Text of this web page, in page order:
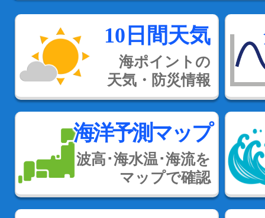
10日間天気
海ポイントの
天気・防災情報
海洋予測マップ
波高･海水温･海流を
マップで確認